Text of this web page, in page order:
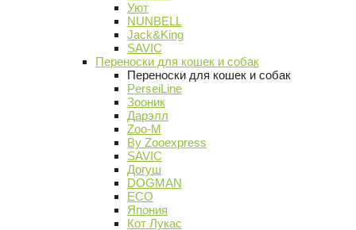
Уют
NUNBELL
Jack&King
SAVIC
Переноски для кошек и собак
Переноски для кошек и собак
PerseiLine
Зооник
Дарэлл
Zoo-M
By Zooexpress
SAVIC
Догуш
DOGMAN
ECO
Япония
Кот Лукас